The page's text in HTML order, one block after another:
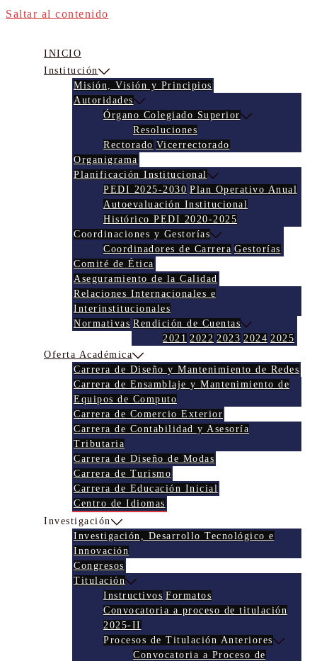
Saltar al contenido
INICIO
Institución
Misión, Visión y Principios
Autoridades
Órgano Colegiado Superior
Resoluciones
Rectorado Vicerrectorado
Organigrama
Planificación Institucional
PEDI 2025-2030 Plan Operativo Anual
Autoevaluación Institucional
Histórico PEDI 2020-2025
Coordinaciones y Gestorías
Coordinadores de Carrera Gestorías
Comité de Ética
Aseguramiento de la Calidad
Relaciones Internacionales e
Interinstitucionales
Normativas Rendición de Cuentas
2021 2022 2023 2024 2025
Oferta Académica
Carrera de Diseño y Mantenimiento de Redes
Carrera de Ensamblaje y Mantenimiento de
Equipos de Computo
Carrera de Comercio Exterior
Carrera de Contabilidad y Asesoría
Tributaria
Carrera de Diseño de Modas
Carrera de Turismo
Carrera de Educación Inicial
Centro de Idiomas
Investigación
Investigación, Desarrollo Tecnológico e
Innovación
Congresos
Titulación
Instructivos Formatos
Convocatoria a proceso de titulación
2025-II
Procesos de Titulación Anteriores
Convocatoria a Proceso de